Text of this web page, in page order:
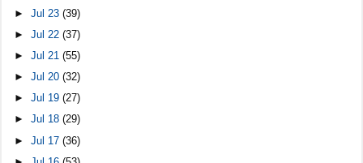
►Jul 23(39)
►Jul 22(37)
►Jul 21(55)
►Jul 20(32)
►Jul 19(27)
►Jul 18(29)
►Jul 17(36)